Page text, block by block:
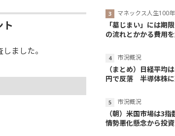
ました。
マネックス人生100
「墓じまい」には期
の流れとかかる費用
市況概況
（まとめ）日経平均
円で反落 半導体株に
市況概況
（朝）米国市場は3
情勢悪化懸念から投